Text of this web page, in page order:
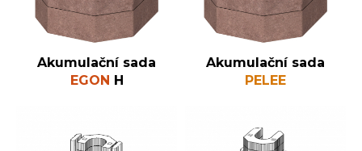
Akumulační sada
EGON H
Akumulační sada
PELEE